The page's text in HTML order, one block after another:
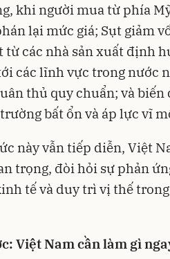
khi người mua từ phía
lại mức giá; Sụt giảm
từ các nhà sản xuất định
các lĩnh vực trong nước
thủ quy chuẩn; và biến
bất ổn và áp lực vĩ
này vẫn tiếp diễn, Việt
trọng, đòi hỏi sự phản
tế và duy trì vị thế
Việt Nam cần làm gì